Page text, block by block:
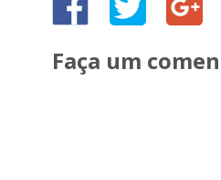
Faça um